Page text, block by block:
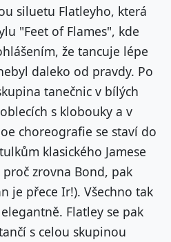
siluetu Flatleyho, která
"Feet of Flames", kde
že tancuje lépe
daleko od pravdy. Po
tanečnic v bílých
s klobouky a v
choreografie se staví do
klasického Jamese
zrovna Bond, pak
je přece Ir!). Všechno tak
Flatley se pak
s celou skupinou